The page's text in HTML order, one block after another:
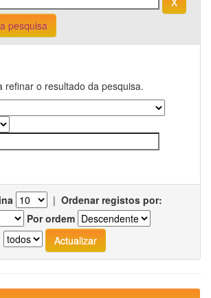
pesquisa
refinar o resultado da pesquisa.
| Ordenar registos por:
Por ordem